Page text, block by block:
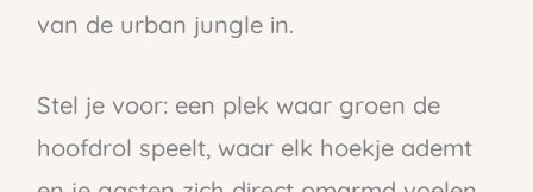
van de urban jungle in.
Stel je voor: een plek waar groen de
hoofdrol speelt, waar elk hoekje ademt